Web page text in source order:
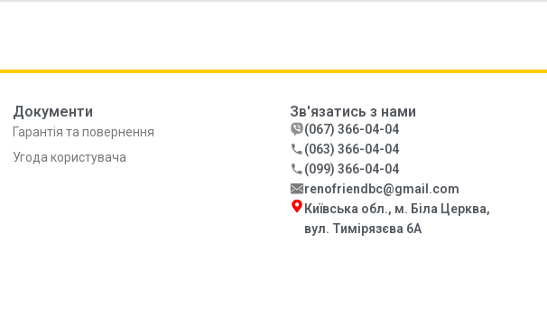
Документи
Гарантія та повернення
Угода користувача
Зв'язатись з нами
(067) 366-04-04
(063) 366-04-04
(099) 366-04-04
renofriendbc@gmail.com
Київська обл., м. Біла Церква,
вул. Тимірязєва 6А